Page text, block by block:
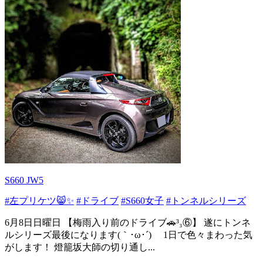
S660 JW5
#左プリケツ😸✨ #ドライブ #S660女子 #トンネルシリーズ
6月8日日曜日 【梅雨入り前のドライブ🚗³₃⑥】 遂にトンネ
ルシリーズ最後になります(｀･ω･´)ゞ 1日で色々まわった気
がします！ 燈籠坂大師の切り通し...